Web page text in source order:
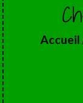
Accueil